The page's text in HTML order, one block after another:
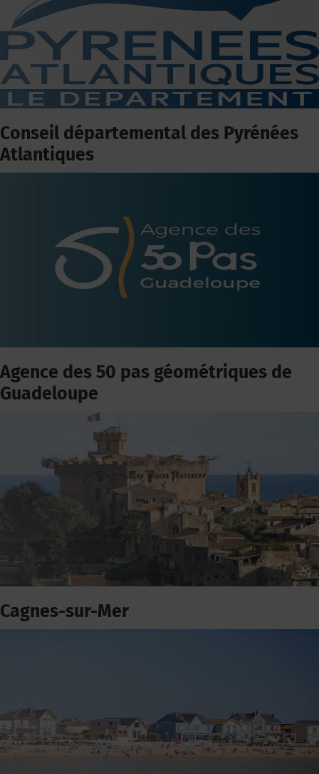
Conseil départemental des Pyrénées
Atlantiques
Agence des 50 pas géométriques de
Guadeloupe
Cagnes-sur-Mer